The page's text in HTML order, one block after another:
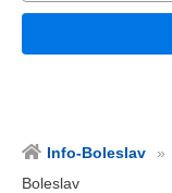
Info-Boleslav
Boleslav